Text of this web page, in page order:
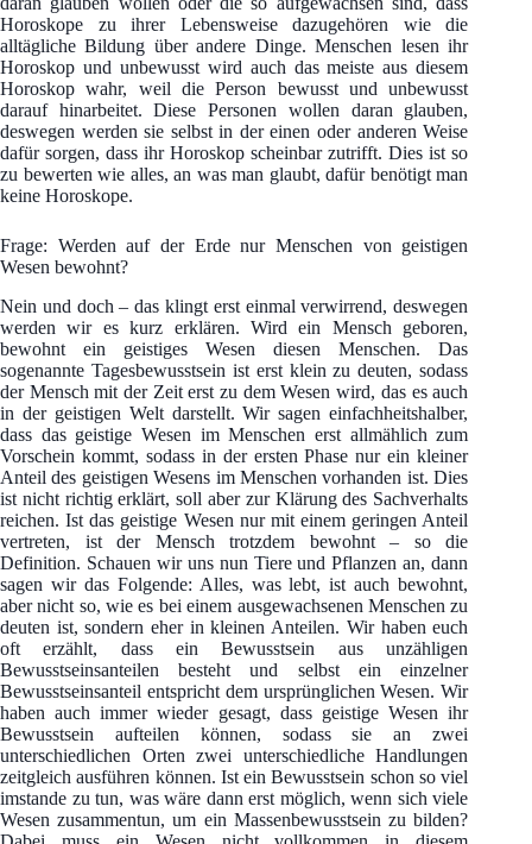
Horoskope zu ihrer Lebensweise dazugehören wie die
alltägliche Bildung über andere Dinge. Menschen lesen ihr
Horoskop und unbewusst wird auch das meiste aus diesem
Horoskop wahr, weil die Person bewusst und unbewusst
darauf hinarbeitet. Diese Personen wollen daran glauben,
deswegen werden sie selbst in der einen oder anderen Weise
dafür sorgen, dass ihr Horoskop scheinbar zutrifft. Dies ist so
zu bewerten wie alles, an was man glaubt, dafür benötigt man
keine Horoskope.
Frage: Werden auf der Erde nur Menschen von geistigen
Wesen bewohnt?
Nein und doch – das klingt erst einmal verwirrend, deswegen
werden wir es kurz erklären. Wird ein Mensch geboren,
bewohnt ein geistiges Wesen diesen Menschen. Das
sogenannte Tagesbewusstsein ist erst klein zu deuten, sodass
der Mensch mit der Zeit erst zu dem Wesen wird, das es auch
in der geistigen Welt darstellt. Wir sagen einfachheitshalber,
dass das geistige Wesen im Menschen erst allmählich zum
Vorschein kommt, sodass in der ersten Phase nur ein kleiner
Anteil des geistigen Wesens im Menschen vorhanden ist. Dies
ist nicht richtig erklärt, soll aber zur Klärung des Sachverhalts
reichen. Ist das geistige Wesen nur mit einem geringen Anteil
vertreten, ist der Mensch trotzdem bewohnt – so die
Definition. Schauen wir uns nun Tiere und Pflanzen an, dann
sagen wir das Folgende: Alles, was lebt, ist auch bewohnt,
aber nicht so, wie es bei einem ausgewachsenen Menschen zu
deuten ist, sondern eher in kleinen Anteilen. Wir haben euch
oft erzählt, dass ein Bewusstsein aus unzähligen
Bewusstseinsanteilen besteht und selbst ein einzelner
Bewusstseinsanteil entspricht dem ursprünglichen Wesen. Wir
haben auch immer wieder gesagt, dass geistige Wesen ihr
Bewusstsein aufteilen können, sodass sie an zwei
unterschiedlichen Orten zwei unterschiedliche Handlungen
zeitgleich ausführen können. Ist ein Bewusstsein schon so viel
imstande zu tun, was wäre dann erst möglich, wenn sich viele
Wesen zusammentun, um ein Massenbewusstsein zu bilden?